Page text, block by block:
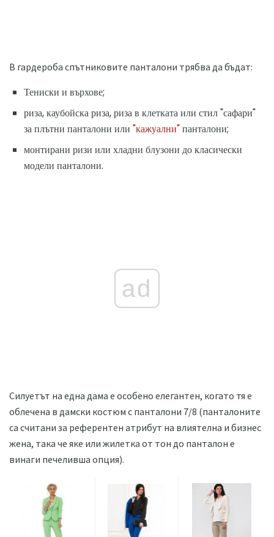
В гардероба спътниковите панталони трябва да бъдат:
Тениски и върхове;
риза, каубойска риза, риза в клетката или стил "сафари"
за плътни панталони или "кажуални"панталони;
монтирани ризи или хладни блузони до класически
модели панталони.
ad
Силуетът на една дама е особено елегантен, когато тя е
облечена в дамски костюм с панталони 7/8 (панталоните
са считани за референтен атрибут на влиятелна и бизнес
жена, така че яке или жилетка от тон до панталон е
винаги печеливша опция).